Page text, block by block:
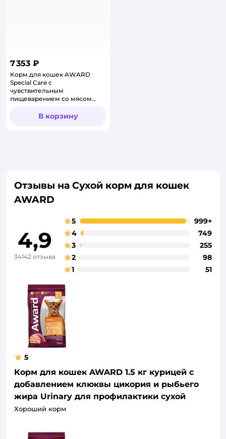
7 353 ₽
Корм для кошек AWARD
Special Care с
чувствительным
пищеварением со мясом
В корзину
Отзывы на Сухой корм для кошек
AWARD
4,9
34142 отзыва
5
999+
4
749
3
255
2
98
1
51
5
Корм для кошек AWARD 1.5 кг курицей с
добавлением клюквы цикория и рыбьего
жира Urinary для профилактики сухой
Хороший корм